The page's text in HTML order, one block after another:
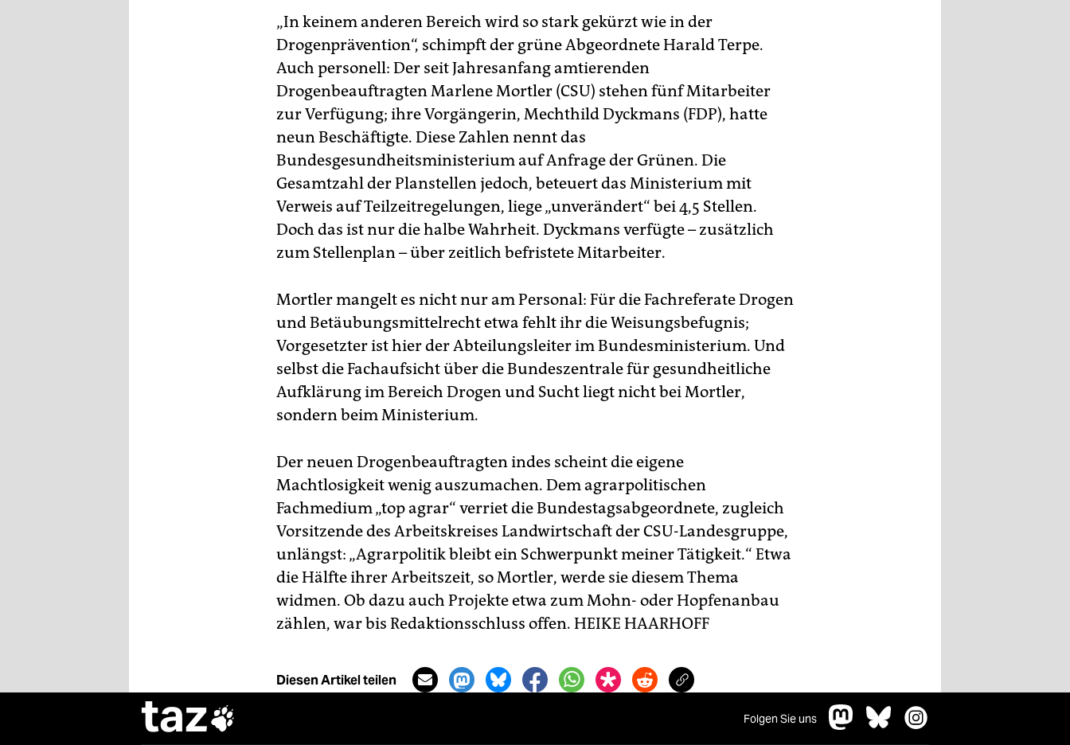
„In keinem anderen Bereich wird so stark gekürzt wie in der
Drogenprävention“, schimpft der grüne Abgeordnete Harald Terpe.
Auch personell: Der seit Jahresanfang amtierenden
Drogenbeauftragten Marlene Mortler (CSU) stehen fünf Mitarbeiter
zur Verfügung; ihre Vorgängerin, Mechthild Dyckmans (FDP), hatte
neun Beschäftigte. Diese Zahlen nennt das
Bundesgesundheitsministerium auf Anfrage der Grünen. Die
Gesamtzahl der Planstellen jedoch, beteuert das Ministerium mit
Verweis auf Teilzeitregelungen, liege „unverändert“ bei 4,5 Stellen.
Doch das ist nur die halbe Wahrheit. Dyckmans verfügte – zusätzlich
zum Stellenplan – über zeitlich befristete Mitarbeiter.
Mortler mangelt es nicht nur am Personal: Für die Fachreferate Drogen
und Betäubungsmittelrecht etwa fehlt ihr die Weisungsbefugnis;
Vorgesetzter ist hier der Abteilungsleiter im Bundesministerium. Und
selbst die Fachaufsicht über die Bundeszentrale für gesundheitliche
Aufklärung im Bereich Drogen und Sucht liegt nicht bei Mortler,
sondern beim Ministerium.
Der neuen Drogenbeauftragten indes scheint die eigene
Machtlosigkeit wenig auszumachen. Dem agrarpolitischen
Fachmedium „top agrar“ verriet die Bundestagsabgeordnete, zugleich
Vorsitzende des Arbeitskreises Landwirtschaft der CSU-Landesgruppe,
unlängst: „Agrarpolitik bleibt ein Schwerpunkt meiner Tätigkeit.“ Etwa
die Hälfte ihrer Arbeitszeit, so Mortler, werde sie diesem Thema
widmen. Ob dazu auch Projekte etwa zum Mohn- oder Hopfenanbau
zählen, war bis Redaktionsschluss offen. HEIKE HAARHOFF
Diesen Artikel teilen
taz Folgen Sie uns